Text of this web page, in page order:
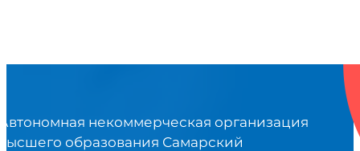
некоммерческая организация
образования Самарский